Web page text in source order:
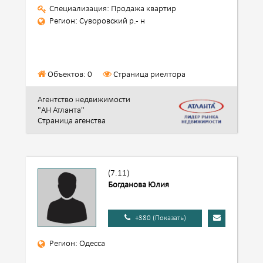
Специализация: Продажа квартир
Регион: Суворовский р.- н
Объектов: 0 Страница риелтора
Агентство недвижимости
"АН Атланта"
Страница агенства
(7.11)
Богданова Юлия
+380 (Показать)
Регион: Одесса